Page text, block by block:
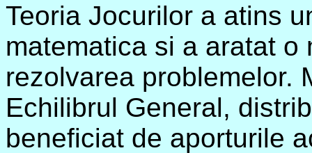
Teoria Jocurilor a atins
matematica si a aratat o
rezolvarea problemelor.
Echilibrul General,
beneficiat de aporturile